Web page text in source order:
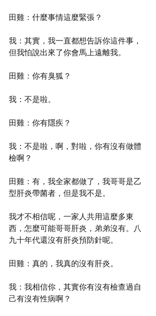
田雞：什麼事情這麼緊張？
我：其實，我一直都想告訴你這件事，
但我怕說出來了你會馬上遠離我。
田雞：你有臭狐？
我：不是啦。
田雞：你有隱疾？
我：不是啦，啊，對啦，你有沒有做體
檢啊？
田雞：有，我全家都做了，我哥哥是乙
型肝炎帶菌者，但是我不是。
我才不相信呢，一家人共用這麼多東
西，怎麼可能哥哥肝炎，弟弟沒有。八
九十年代還沒有肝炎預防針呢。
田雞：真的，我真的沒有肝炎。
我：我相信你，其實你有沒有檢查過自
己有沒有性病啊？